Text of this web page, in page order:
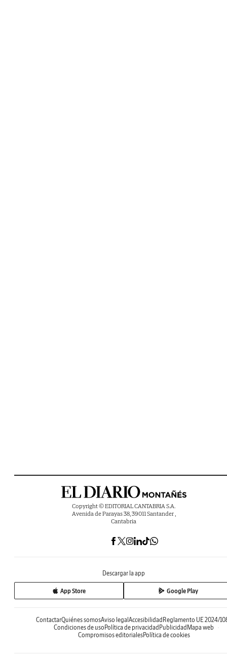
Copyright © EDITORIAL CANTABRIA S.A.
Avenida de Parayas 38, 39011 Santander ,
Cantabria
Descargar la app
App Store Google Play
ContactarQuiénes somosAviso legal Accesibilidad Reglamento UE 2024/
Condiciones de uso Política de privacidad Publicidad Mapa web
Compromisos editorialesPolítica de cookies